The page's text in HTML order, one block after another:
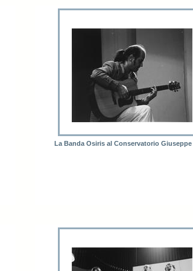
La Banda Osiris al Conservatorio Giuseppe